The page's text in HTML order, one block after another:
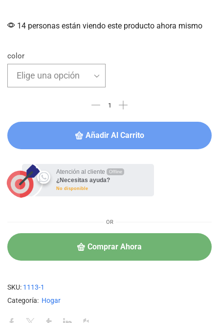
14 personas están viendo este producto ahora mismo
color
Añadir Al Carrito
Atención al cliente Offline
¿Necesitas ayuda?
No disponible
OR
Comprar Ahora
SKU: 1113-1
Categoría: Hogar